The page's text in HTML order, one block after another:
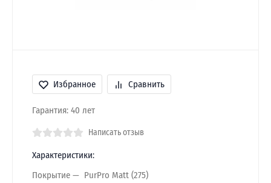
Избранное Сравнить
Гарантия: 40 лет
Написать отзыв
Характеристики:
Покрытие
PurPro Matt (275)